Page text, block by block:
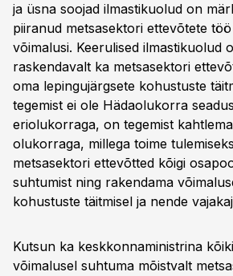
ja üsna soojad ilmastikuolud on
piiranud metsasektori ettevõtete töö
võimalusi. Keerulised ilmastikuolud
raskendavalt ka metsasektori
oma lepingujärgsete kohustuste
tegemist ei ole Hädaolukorra
eriolukorraga, on tegemist
olukorraga, millega toime
metsasektori ettevõtted kõigi
suhtumist ning rakendama
kohustuste täitmisel ja nende
Kutsun ka keskkonnaministrina
võimalusel suhtuma mõistvalt